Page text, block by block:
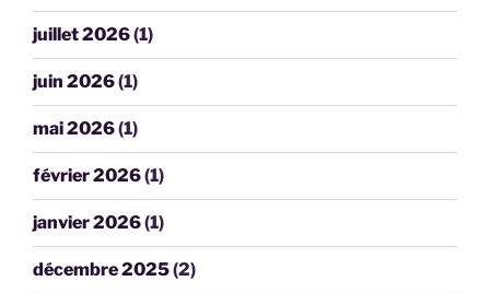
juillet 2026(1)
juin 2026(1)
mai 2026(1)
février 2026(1)
janvier 2026(1)
décembre 2025(2)